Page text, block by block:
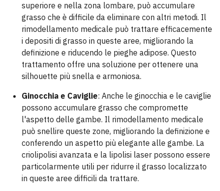
superiore e nella zona lombare, può accumulare
grasso che è difficile da eliminare con altri metodi. Il
rimodellamento medicale può trattare efficacemente
i depositi di grasso in queste aree, migliorando la
definizione e riducendo le pieghe adipose. Questo
trattamento offre una soluzione per ottenere una
silhouette più snella e armoniosa.
Ginocchia e Caviglie: Anche le ginocchia e le caviglie
possono accumulare grasso che compromette
l'aspetto delle gambe. Il rimodellamento medicale
può snellire queste zone, migliorando la definizione e
conferendo un aspetto più elegante alle gambe. La
criolipolisi avanzata e la lipolisi laser possono essere
particolarmente utili per ridurre il grasso localizzato
in queste aree difficili da trattare.